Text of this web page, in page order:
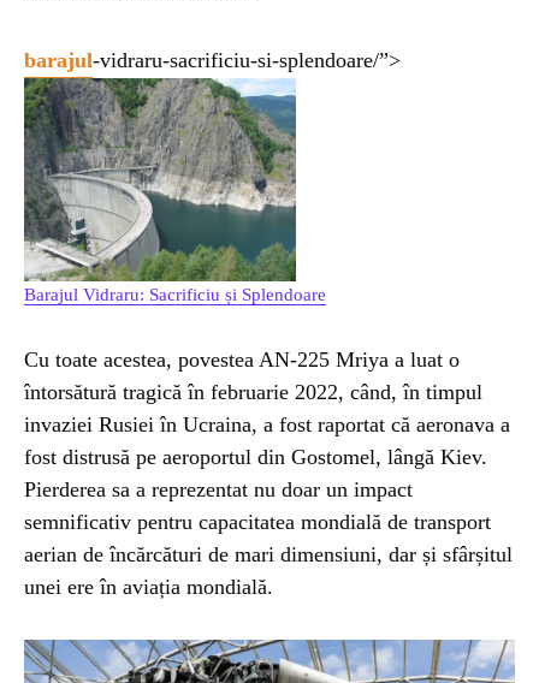
barajul-vidraru-sacrificiu-si-splendoare/”>
Barajul Vidraru: Sacrificiu și Splendoare
Cu toate acestea, povestea AN-225 Mriya a luat o
întorsătură tragică în februarie 2022, când, în timpul
invaziei Rusiei în Ucraina, a fost raportat că aeronava a
fost distrusă pe aeroportul din Gostomel, lângă Kiev.
Pierderea sa a reprezentat nu doar un impact
semnificativ pentru capacitatea mondială de transport
aerian de încărcături de mari dimensiuni, dar și sfârșitul
unei ere în aviația mondială.